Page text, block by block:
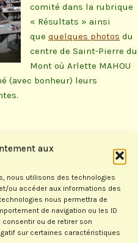
aux
nous utilisons des technologies
ou accéder aux informations des
nous permettra de
de navigation ou les ID
ou de retirer son
sur certaines caractéristiques
comité dans la rubrique
« Résultats » ainsi
que quelques photos du
centre de Saint-Pierre du
Mont où Arlette MAHOU
(avec bonheur) leurs
publiée. Les champs
*